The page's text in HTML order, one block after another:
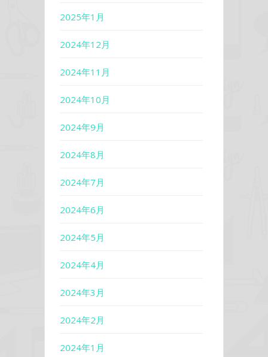
2025年1月
2024年12月
2024年11月
2024年10月
2024年9月
2024年8月
2024年7月
2024年6月
2024年5月
2024年4月
2024年3月
2024年2月
2024年1月